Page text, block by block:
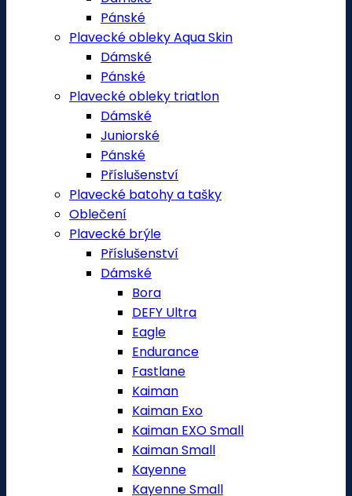
Pánské
Plavecké obleky Aqua Skin
Dámské
Pánské
Plavecké obleky triatlon
Dámské
Juniorské
Pánské
Příslušenství
Plavecké batohy a tašky
Oblečení
Plavecké brýle
Příslušenství
Dámské
Bora
DEFY Ultra
Eagle
Endurance
Fastlane
Kaiman
Kaiman Exo
Kaiman EXO Small
Kaiman Small
Kayenne
Kayenne Small